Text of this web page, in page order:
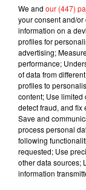
We and our (447)
your consent and/
information on a
profiles for
advertising;
performance;
of data from
profiles to
content; Use limited
detect fraud, and fix
Save and
process personal
following
requested; Use
other data sources;
information